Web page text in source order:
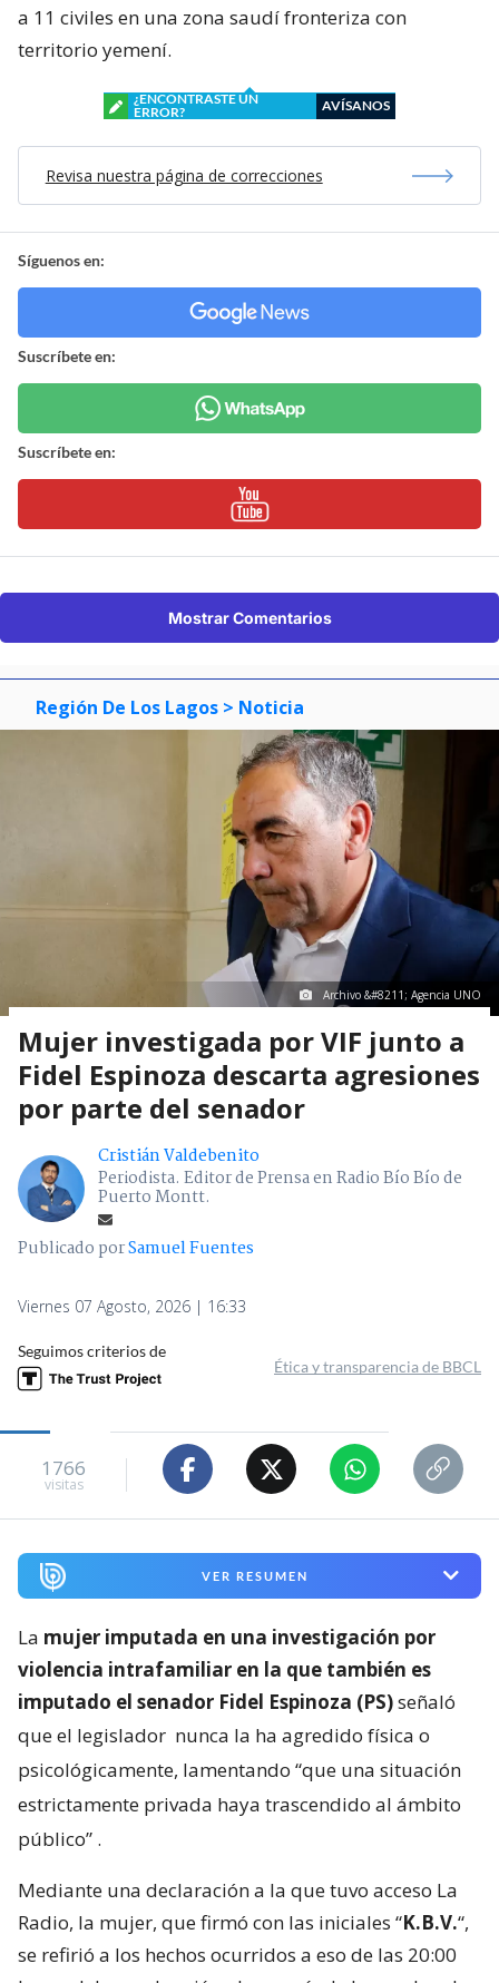
a 11 civiles en una zona saudí fronteriza con
territorio yemení.
¿ENCONTRASTE UN
ERROR?
AVÍSANOS
Revisa nuestra página de correcciones
Síguenos en:
Suscríbete en:
Suscríbete en:
Mostrar Comentarios
Región De Los Lagos > Noticia
Archivo &#8211; Agencia UNO
Mujer investigada por VIF junto a
Fidel Espinoza descarta agresiones
por parte del senador
Cristián Valdebenito
Periodista. Editor de Prensa en Radio Bío Bío de
Puerto Montt.
Publicado porSamuel Fuentes
Viernes 07 Agosto, 2026 | 16:33
Seguimos criterios de
Ética y transparencia de BBCL
1766
visitas
VER RESUMEN
La mujer imputada en una investigación por
violencia intrafamiliar en la que también es
imputado el senador Fidel Espinoza (PS)señaló
que el legislador nunca la ha agredido física o
psicológicamente, lamentando “que una situación
estrictamente privada haya trascendido al ámbito
público” .
Mediante una declaración a la que tuvo acceso La
Radio, la mujer, que firmó con las iniciales “K.B.V.“,
se refirió a los hechos ocurridos a eso de las 20:00